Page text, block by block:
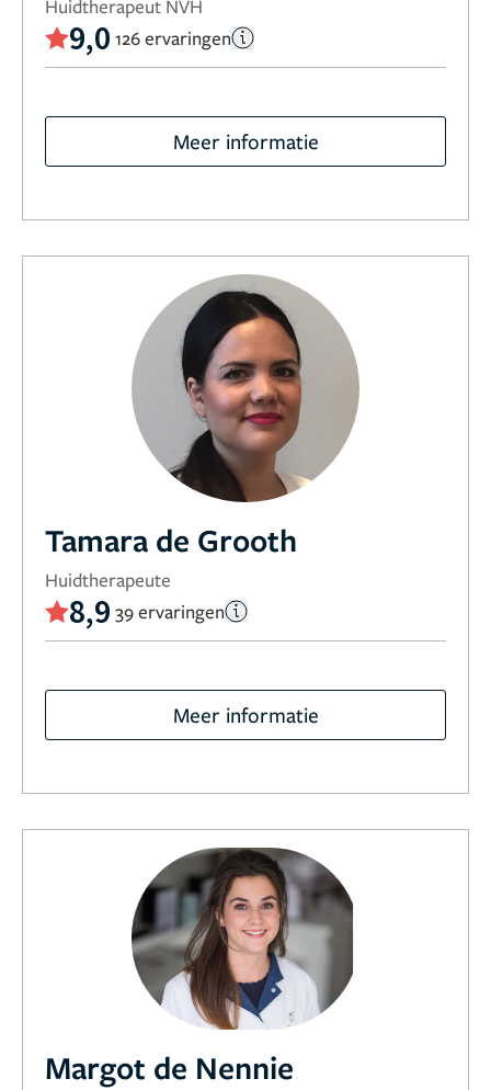
Huidtherapeut NVH
9,0 126 ervaringen
Meer informatie
Tamara de Grooth
Huidtherapeute
8,9 39 ervaringen
Meer informatie
Margot de Nennie